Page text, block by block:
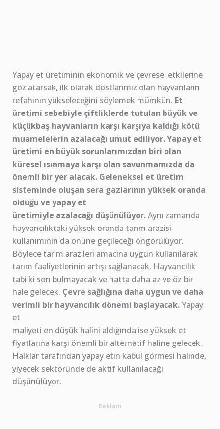
Yapay et üretiminin ekonomik ve çevresel etkilerine
göz atarsak, ilk olarak dostlarımız olan hayvanların
refahının yükseleceğini söylemek mümkün. Et
üretimi sebebiyle çiftliklerde tutulan büyük ve
küçükbaş hayvanların karşı karşıya kaldığı kötü
muamelelerin azalacağı umut ediliyor. Yapay et
üretimi en büyük sorunlarımızdan biri olan
küresel ısınmaya karşı olan savunmamızda da
önemli bir yer alacak. Geleneksel et üretim
sisteminde oluşan sera gazlarının yüksek oranda
olduğu ve yapay et
üretimiyle azalacağı düşünülüyor.Aynı zamanda
hayvancılıktaki yüksek oranda tarım arazisi
kullanımının da önüne geçileceği öngörülüyor.
Böylece tarım arazileri amacına uygun kullanılarak
tarım faaliyetlerinin artışı sağlanacak. Hayvancılık
tabi ki son bulmayacak ve hatta daha az ve öz bir
hale gelecek. Çevre sağlığına daha uygun ve daha
verimli bir hayvancılık dönemi başlayacak.Yapay
et
maliyeti en düşük halini aldığında ise yüksek et
fiyatlarına karşı önemli bir alternatif haline gelecek.
Halklar tarafından yapay etin kabul görmesi halinde,
yiyecek sektöründe de aktif kullanılacağı
düşünülüyor.
Reklam